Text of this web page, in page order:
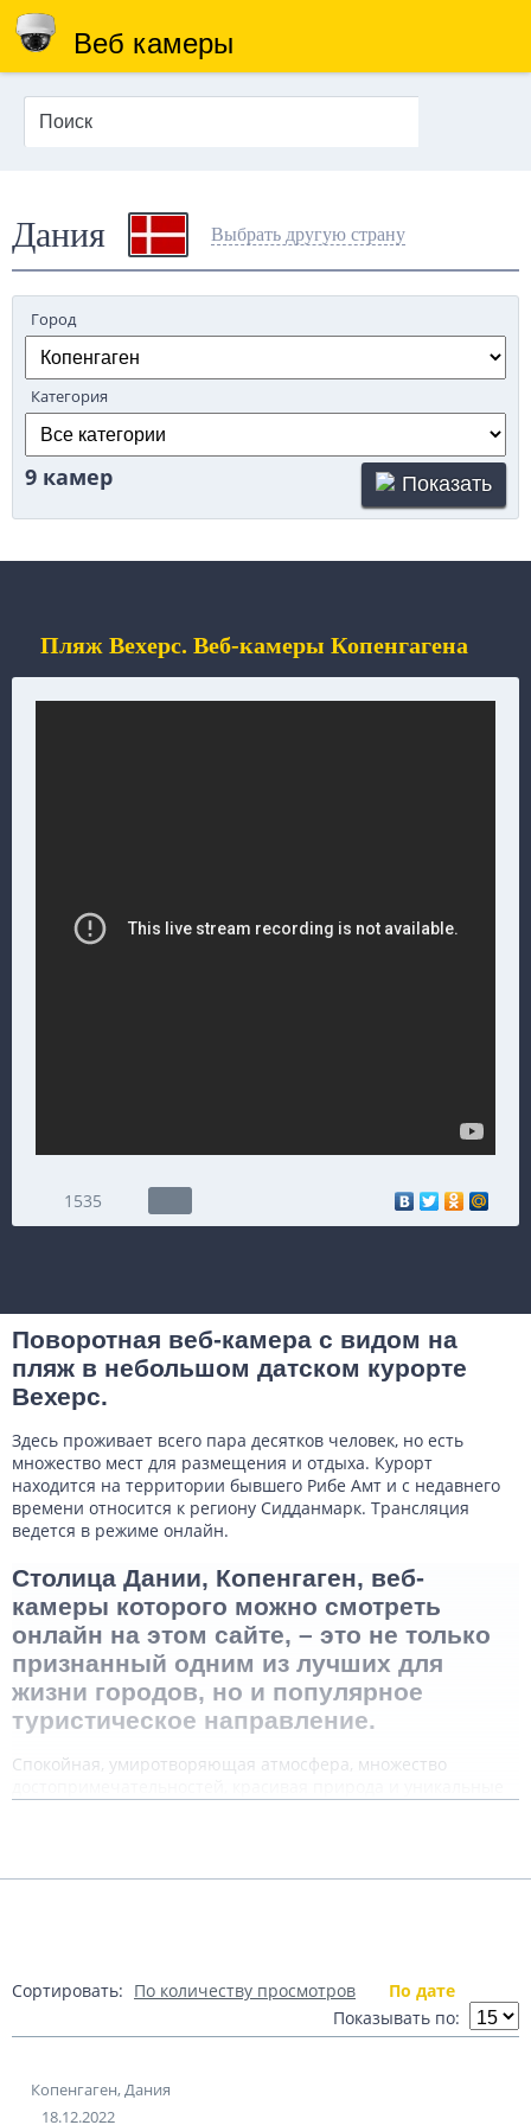
Веб камеры
Дания Выбрать другую страну
Город
Категория
9 камер Показать
Пляж Вехерс. Веб-камеры Копенгагена
1535
Поворотная веб-камера с видом на
пляж в небольшом датском курорте
Вехерс.
Здесь проживает всего пара десятков человек, но есть
множество мест для размещения и отдыха. Курорт
находится на территории бывшего Рибе Амт и с недавнего
времени относится к региону Сидданмарк. Трансляция
ведется в режиме онлайн.
Столица Дании, Копенгаген, веб-
камеры которого можно смотреть
онлайн на этом сайте, – это не только
признанный одним из лучших для
жизни городов, но и популярное
туристическое направление.
Спокойная, умиротворяющая атмосфера, множество
Копенгагена за один день сложно. Но есть здесь несколько
является Центральная (Ратушная)
Главным украшением площади считается памятник Гансу
Христиану Андерсену, который жил и творил в этом
Сортировать: По количеству просмотров
По дате
Показывать по:
Копенгаген, Дания
18.12.2022